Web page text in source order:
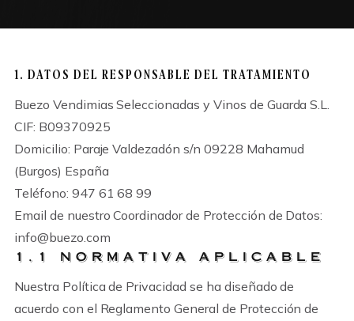
1. DATOS DEL RESPONSABLE DEL TRATAMIENTO
Buezo Vendimias Seleccionadas y Vinos de Guarda S.L.
CIF: B09370925
Domicilio: Paraje Valdezadón s/n 09228 Mahamud
(Burgos) España
Teléfono: 947 61 68 99
Email de nuestro Coordinador de Protección de Datos:
info@buezo.com
1.1 NORMATIVA APLICABLE
Nuestra Política de Privacidad se ha diseñado de
acuerdo con el Reglamento General de Protección de